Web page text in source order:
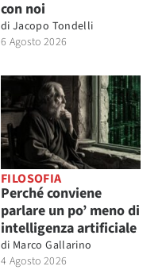
con noi
di Jacopo Tondelli
6 Agosto 2026
FILOSOFIA
Perché conviene
parlare un po’ meno di
intelligenza artificiale
di Marco Gallarino
4 Agosto 2026